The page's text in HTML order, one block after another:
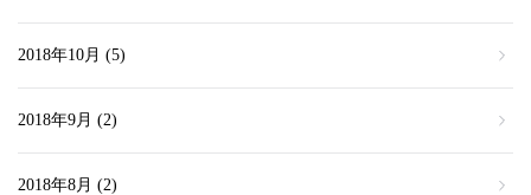
2018年10月 (5)
2018年9月 (2)
2018年8月 (2)